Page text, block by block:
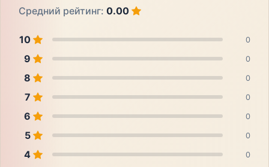
Средний рейтинг: 0.00
10 0
9 0
8 0
7 0
6 0
5 0
4 0